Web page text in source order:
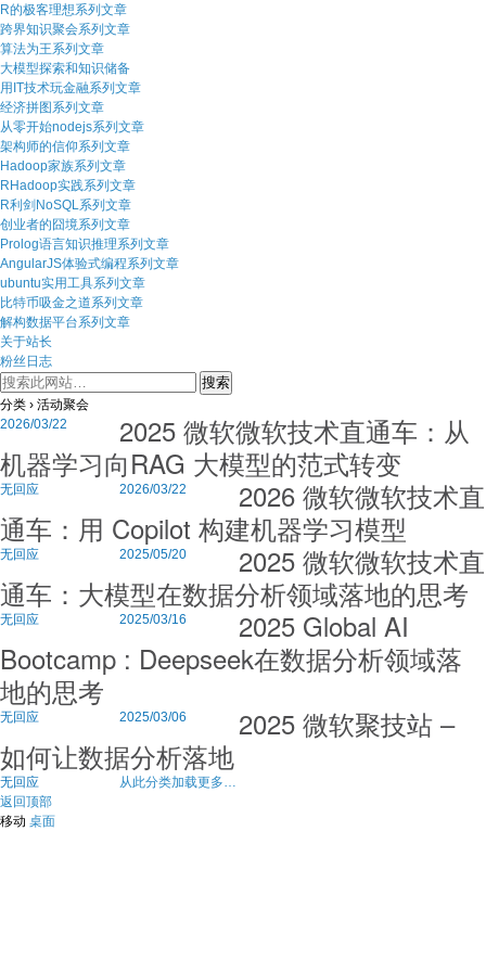
R的极客理想系列文章
跨界知识聚会系列文章
算法为王系列文章
大模型探索和知识储备
用IT技术玩金融系列文章
经济拼图系列文章
从零开始nodejs系列文章
架构师的信仰系列文章
Hadoop家族系列文章
RHadoop实践系列文章
R利剑NoSQL系列文章
创业者的囧境系列文章
Prolog语言知识推理系列文章
AngularJS体验式编程系列文章
ubuntu实用工具系列文章
比特币吸金之道系列文章
解构数据平台系列文章
关于站长
粉丝日志
分类 › 活动聚会
2026/03/22
2025 微软微软技术直通车：从
机器学习向RAG 大模型的范式转变
无回应 2026/03/22
2026 微软微软技术直
通车：用 Copilot 构建机器学习模型
无回应 2025/05/20
2025 微软微软技术直
通车：大模型在数据分析领域落地的思考
无回应 2025/03/16
2025 Global AI
Bootcamp : Deepseek在数据分析领域落
地的思考
无回应 2025/03/06
2025 微软聚技站 –
如何让数据分析落地
无回应
从此分类加载更多…
返回顶部
移动 桌面